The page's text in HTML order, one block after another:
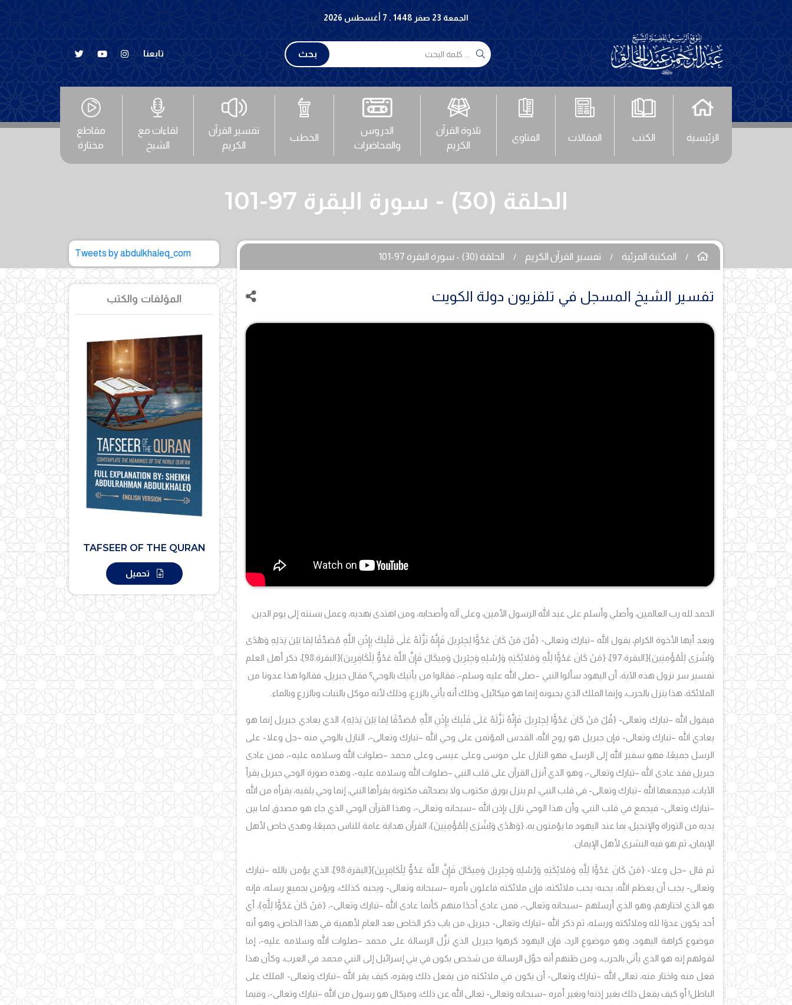
الجمعة 23 صفر 1448 . 7 أغسطس 2026
بحث تابعنا
الرئيسية الكتب المقالات الفتاوى
تلاوة القرآن
الكريم
الدروس
والمحاضرات
الخطب
تفسير القرآن
الكريم
لقاءات مع
الشيخ
مقاطع
مختارة
الحلقة (30) - سورة البقرة 97-101
المكتبة المرئية تفسير القرآن الكريم الحلقة (30) - سورة البقرة 97-101
تفسير الشيخ المسجل في تلفزيون دولة الكويت
الحمد لله رب العالمين، وأصلي وأسلم على عبد الله الرسول الأمين، وعلى آله وأصحابه، ومن اهتدى بهديه، وعمل بسنته إلى يوم الدين.
وبعد أيها الأخوة الكرام، يقول الله –تبارك وتعالى- {قُلْ مَنْ كَانَ عَدُوًّا لِجِبْرِيلَ فَإِنَّهُ نَزَّلَهُ عَلَى قَلْبِكَ بِإِذْنِ اللَّهِ مُصَدِّقًا لِمَا بَيْنَ يَدَيْهِ وَهُدًى
وَبُشْرَى لِلْمُؤْمِنِينَ}[البقرة:97]، {مَنْ كَانَ عَدُوًّا لِلَّهِ وَمَلائِكَتِهِ وَرُسُلِهِ وَجِبْرِيلَ وَمِيكَالَ فَإِنَّ اللَّهَ عَدُوٌّ لِلْكَافِرِينَ}
[البقرة:98]، ذكر أهل العلم
تفسير سر نزول هذه الآية، أن اليهود سألوا النبي –صلى الله عليه وسلم-، فقالوا من يأتيك بالوحي؟ فقال جبريل، فقالوا هذا عدونا من
الملائكة، هذا ينزل بالحرب، وإنما الملك الذي يحبونه إنما هو ميكائيل، وذلك أنه يأتي بالزرع، وذلك لأنه موكل بالنبات وبالزرع وبالماء.
فيقول الله –تبارك وتعالى- {قُلْ مَنْ كَانَ عَدُوًّا لِجِبْرِيلَ فَإِنَّهُ نَزَّلَهُ عَلَى قَلْبِكَ بِإِذْنِ اللَّهِ مُصَدِّقًا لِمَا بَيْنَ يَدَيْهِ}، الذي يعادي جبريل إنما هو
يعادي الله –تبارك وتعالى- فإن جبريل هو روح الله، القدس المؤتمن على وحي الله –تبارك وتعالى-، النازل بالوحي منه –جل وعلا- على
الرسل جميعًا، فهو سفير الله إلى الرسل، فهو النازل على موسى وعلى عيسى وعلى محمد –صلوات الله وسلامه عليه-، فمن عادى
جبريل فقد عادى الله –تبارك وتعالى-، وهو الذي أنزل القرآن على قلب النبي –صلوات الله وسلامه عليه-، وهذه صورة الوحي جبريل يقرأ
الآيات، فيجمعها الله –تبارك وتعالى- في قلب النبي، لم ينزل بورق مكتوب ولا بصحائف مكتوبة يقرأها النبي، إنما وحي يلقيه، يقرأه من الله
–تبارك وتعالى- فيجمع في قلب النبي، وأن هذا الوحي نازل بإذن الله –سبحانه وتعالى-، وهذا القرآن الوحي الذي جاء هو مصدق لما بين
يديه من التوراة والإنجيل، بما عند اليهود ما يؤمنون به، {وَهُدًى وَبُشْرَى لِلْمُؤْمِنِينَ}، القرآن هداية عامة للناس جميعًا، وهدى خاص لأهل
الإيمان، ثم هو فيه البشرى لأهل الإيمان.
ثم قال –جل وعلا- {مَنْ كَانَ عَدُوًّا لِلَّهِ وَمَلائِكَتِهِ وَرُسُلِهِ وَجِبْرِيلَ وَمِيكَالَ فَإِنَّ اللَّهَ عَدُوٌّ لِلْكَافِرِينَ}
[البقرة:98]، الذي يؤمن بالله –تبارك
وتعالى- يجب أن يعظم الله، يحبه؛ يحب ملائكته، فإن ملائكته فاعلون بأمره –سبحانه وتعالى- ويحبه كذلك، ويؤمن بجميع رسله، فإنه
هو الذي اختارهم، وهو الذي أرسلهم –سبحانه وتعالى-، فمن عادى أحدًا منهم كأنما عادى الله –تبارك وتعالى-، {مَنْ كَانَ عَدُوًّا لِلَّهِ}، أي
أحد يكون عدوًا لله وملائكته ورسله، ثم ذكر الله –تبارك وتعالى- جبريل، من باب ذكر الخاص بعد العام لأهمية في هذا الخاص، وهو أنه
موضوع كراهة اليهود، وهو موضوع الرد، فإن اليهود كرهوا جبريل الذي نزَّل الرسالة على محمد –صلوات الله وسلامه عليه-، إما
لقولهم إنه هو الذي يأتي بالحرب، ومن ظنهم أنه حوَّل الرسالة من شخص يكون في بني إسرائيل إلى النبي محمد في العرب، وكأن هذا
فعل منه واختار منه، تعالى الله –تبارك وتعالى- أن يكون في ملائكته من يفعل ذلك ويقره، كيف يقر الله –تبارك وتعالى- الملك على
الباطل! أو كيف يفعل ذلك بغير إذنه! وبغير أمره –سبحانه وتعالى- تعالى الله عن ذلك، وميكال هو رسول من الله –تبارك وتعالى-، وفيما
Tweets by abdulkhaleq_com
المؤلفات والكتب
TAFSEER OF THE QURAN
تحميل